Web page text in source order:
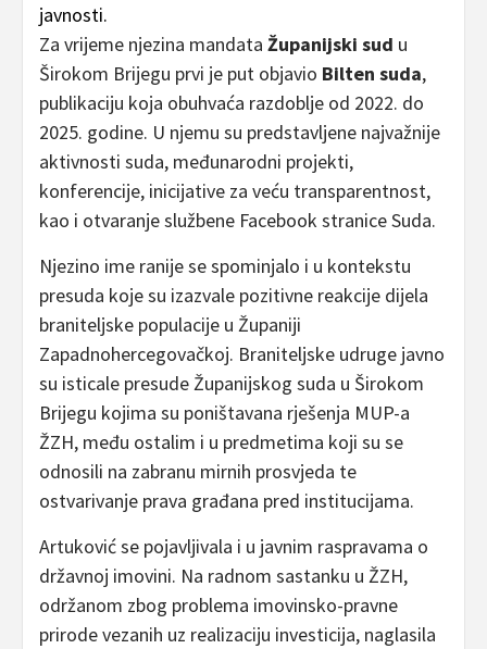
javnosti.
Za vrijeme njezina mandata Županijski sud u
Širokom Brijegu prvi je put objavio Bilten suda,
publikaciju koja obuhvaća razdoblje od 2022. do
2025. godine. U njemu su predstavljene najvažnije
aktivnosti suda, međunarodni projekti,
konferencije, inicijative za veću transparentnost,
kao i otvaranje službene Facebook stranice Suda.
Njezino ime ranije se spominjalo i u kontekstu
presuda koje su izazvale pozitivne reakcije dijela
braniteljske populacije u Županiji
Zapadnohercegovačkoj. Braniteljske udruge javno
su isticale presude Županijskog suda u Širokom
Brijegu kojima su poništavana rješenja MUP-a
ŽZH, među ostalim i u predmetima koji su se
odnosili na zabranu mirnih prosvjeda te
ostvarivanje prava građana pred institucijama.
Artuković se pojavljivala i u javnim raspravama o
državnoj imovini. Na radnom sastanku u ŽZH,
održanom zbog problema imovinsko-pravne
prirode vezanih uz realizaciju investicija, naglasila